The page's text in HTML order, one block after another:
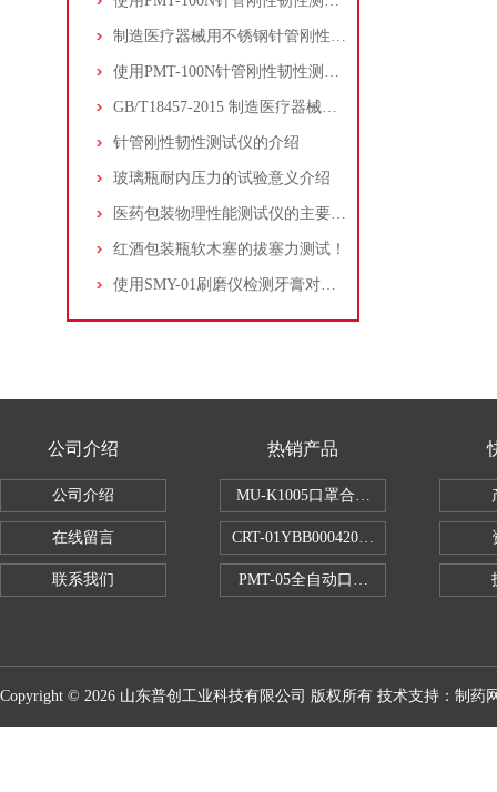
制造医疗器械用不锈钢针管刚性、韧性试验条件
使用PMT-100N针管刚性韧性测试仪测试热凝器穿刺测温针的刚性和韧性
GB/T18457-2015 制造医疗器械用不锈钢针管刚性韧性测试仪
针管刚性韧性测试仪的介绍
玻璃瓶耐内压力的试验意义介绍
医药包装物理性能测试仪的主要功能体现在哪些方面？
红酒包装瓶软木塞的拔塞力测试！
使用SMY-01刷磨仪检测牙膏对去除外源性色斑的测试方法
公司介绍
公司介绍
在线留言
联系我们
热销产品
MU-K1005口罩合成血液穿透试验仪
CRT-01YBB00042005数显式安瓿瓶圆
PMT-05全自动口红折断力测试仪
Copyright © 2026 山东普创工业科技有限公司 版权所有 技术支持： 制药